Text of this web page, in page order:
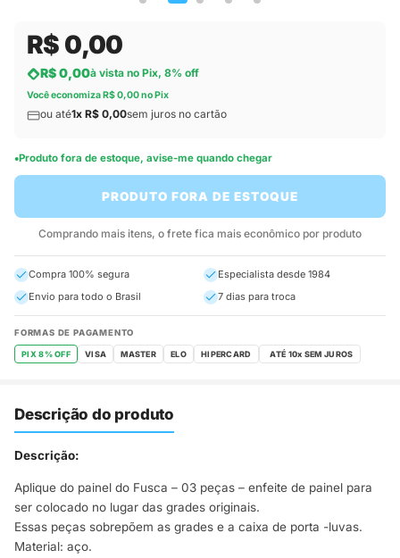
R$ 0,00
R$ 0,00à vista no Pix, 8% off
Você economiza R$ 0,00 no Pix
ou até1x R$ 0,00sem juros no cartão
Produto fora de estoque, avise-me quando chegar
PRODUTO FORA DE ESTOQUE
Comprando mais itens, o frete fica mais econômico por produto
Compra 100% segura
Especialista desde 1984
Envio para todo o Brasil
7 dias para troca
FORMAS DE PAGAMENTO
PIX 8% OFF VISA MASTER ELO HIPERCARD
Descrição do produto
Descrição:
Aplique do painel do Fusca – 03 peças – enfeite de painel para
ser colocado no lugar das grades originais.
Essas peças sobrepõem as grades e a caixa de porta -luvas.
Material: aço.